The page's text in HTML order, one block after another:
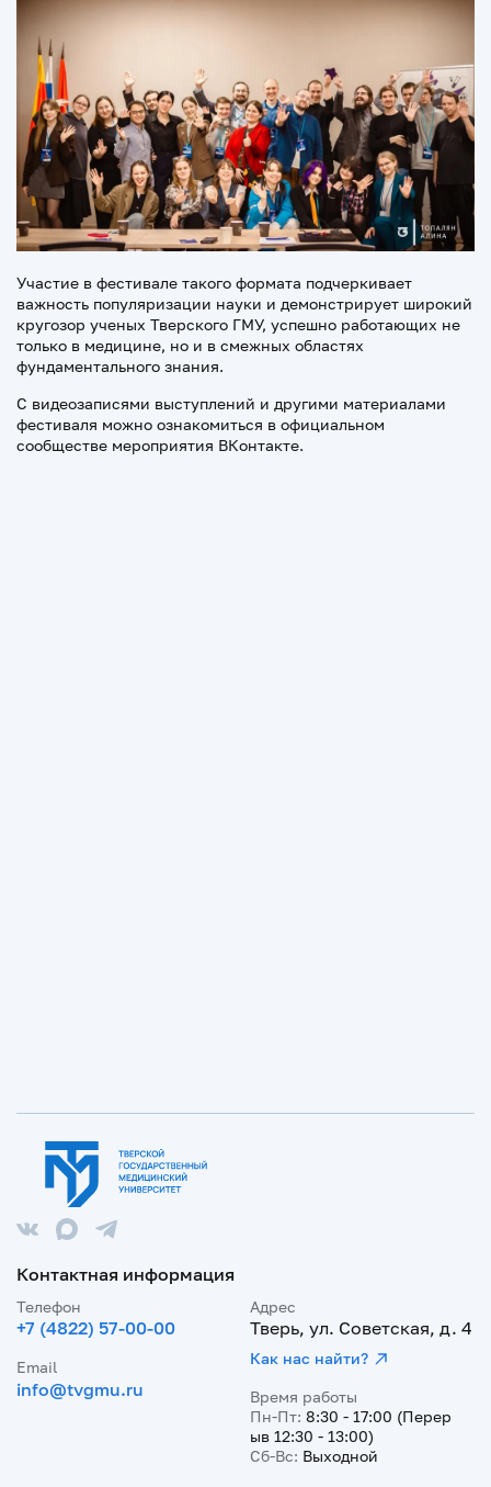
Участие в фестивале такого формата подчеркивает
важность популяризации науки и демонстрирует широкий
кругозор ученых Тверского ГМУ, успешно работающих не
только в медицине, но и в смежных областях
фундаментального знания.
С видеозаписями выступлений и другими материалами
фестиваля можно ознакомиться в официальном
сообществе мероприятия ВКонтакте.
Контактная информация
Телефон
+7 (4822) 57-00-00
Email
info@tvgmu.ru
Адрес
Тверь, ул. Советская, д. 4
Как нас найти?
Время работы
Пн-Пт: 8:30 - 17:00 (Перер
ыв 12:30 - 13:00)
Сб-Вс: Выходной